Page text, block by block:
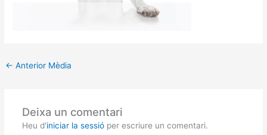
← Anterior Mèdia
Deixa un comentari
Heu d'iniciar la sessióper escriure un comentari.